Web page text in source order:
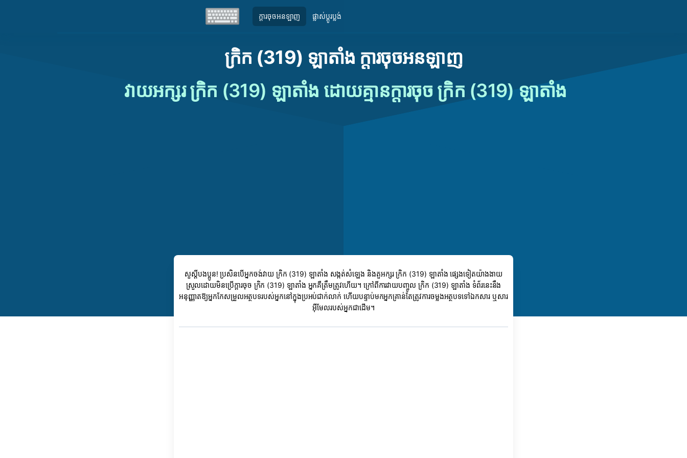
ក្តារចុចអនឡាញ ផ្លាស់ប្តូរប្លង់
ក្រិក (319) ឡាតាំង ក្ដារចុចអនឡាញ
វាយអក្សរ ក្រិក (319) ឡាតាំង ដោយគ្មានក្តារចុច ក្រិក (319) ឡាតាំង
សួស្តីបងប្អូន! ប្រសិនបើអ្នកចង់វាយ ក្រិក (319) ឡាតាំង សង្កត់សំឡេង និងតួអក្សរ ក្រិក (319) ឡាតាំង ផ្សេងទៀតយ៉ាងងាយ
ស្រួលដោយមិនប្រើក្តារចុច ក្រិក (319) ឡាតាំង អ្នកគឺត្រឹមត្រូវហើយ។ ក្រៅពីការវាយបញ្ចូល ក្រិក (319) ឡាតាំង ទំព័រនេះនឹង
អនុញ្ញាតឱ្យអ្នកកែសម្រួលអត្ថបទរបស់អ្នកនៅក្នុងប្រអប់ជាក់លាក់ ហើយបន្ទាប់មកអ្នកគ្រាន់តែត្រូវការចម្លងអត្ថបទទៅឯកសារ ឬសារ
អ៊ីមែលរបស់អ្នកជាដើម។